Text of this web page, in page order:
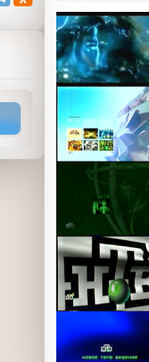
03:30